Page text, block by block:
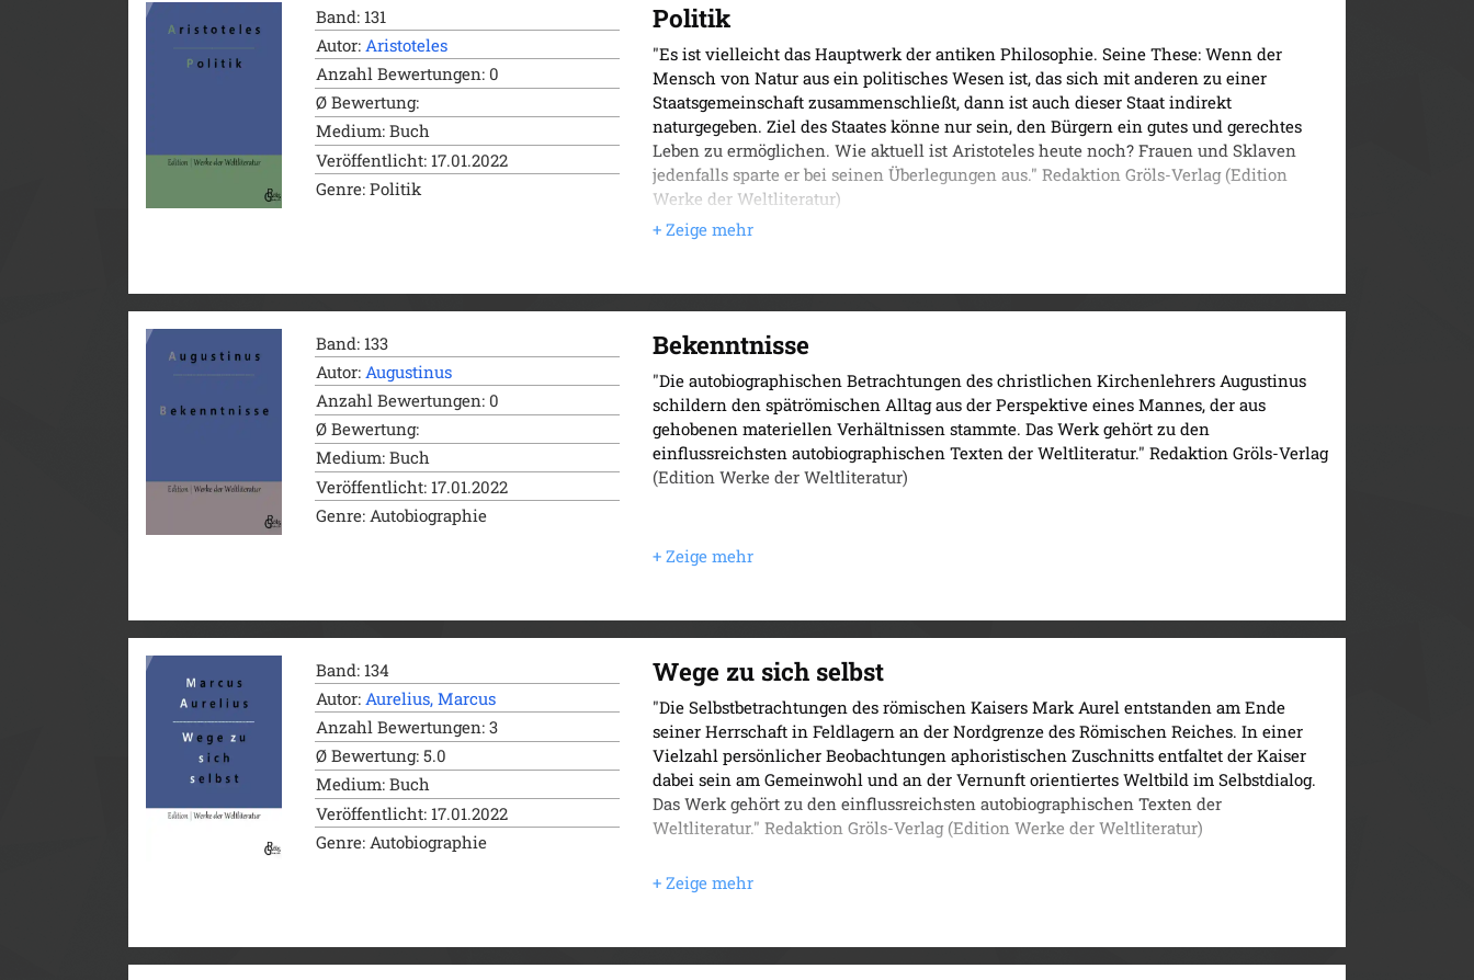
Band: 131
Autor: Aristoteles
Anzahl Bewertungen: 0
Ø Bewertung:
Medium: Buch
Veröffentlicht: 17.01.2022
Genre: Politik
Politik
"Es ist vielleicht das Hauptwerk der antiken Philosophie. Seine These: Wenn der
Mensch von Natur aus ein politisches Wesen ist, das sich mit anderen zu einer
Staatsgemeinschaft zusammenschließt, dann ist auch dieser Staat indirekt
naturgegeben. Ziel des Staates könne nur sein, den Bürgern ein gutes und gerechtes
Leben zu ermöglichen. Wie aktuell ist Aristoteles heute noch? Frauen und Sklaven
jedenfalls sparte er bei seinen Überlegungen aus." Redaktion Gröls-Verlag (Edition
Werke der Weltliteratur)
Band: 133
Autor: Augustinus
Anzahl Bewertungen: 0
Ø Bewertung:
Medium: Buch
Veröffentlicht: 17.01.2022
Genre: Autobiographie
Bekenntnisse
"Die autobiographischen Betrachtungen des christlichen Kirchenlehrers Augustinus
schildern den spätrömischen Alltag aus der Perspektive eines Mannes, der aus
gehobenen materiellen Verhältnissen stammte. Das Werk gehört zu den
einflussreichsten autobiographischen Texten der Weltliteratur." Redaktion Gröls-Verlag
(Edition Werke der Weltliteratur)
Band: 134
Autor: Aurelius, Marcus
Anzahl Bewertungen: 3
Ø Bewertung: 5.0
Medium: Buch
Veröffentlicht: 17.01.2022
Genre: Autobiographie
Wege zu sich selbst
"Die Selbstbetrachtungen des römischen Kaisers Mark Aurel entstanden am Ende
seiner Herrschaft in Feldlagern an der Nordgrenze des Römischen Reiches. In einer
Vielzahl persönlicher Beobachtungen aphoristischen Zuschnitts entfaltet der Kaiser
dabei sein am Gemeinwohl und an der Vernunft orientiertes Weltbild im Selbstdialog.
Das Werk gehört zu den einflussreichsten autobiographischen Texten der
Weltliteratur." Redaktion Gröls-Verlag (Edition Werke der Weltliteratur)